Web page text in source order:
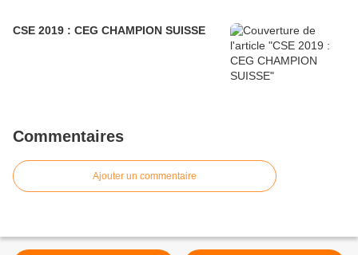
CSE 2019 : CEG CHAMPION SUISSE
Commentaires
Ajouter un commentaire